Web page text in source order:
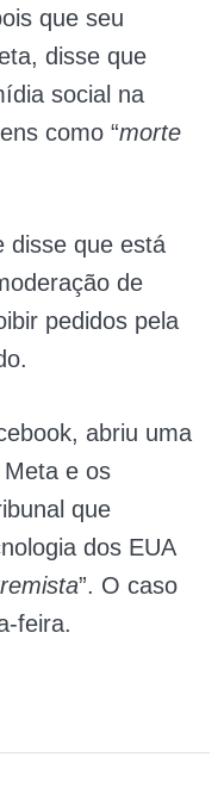
que seu
disse que
social na
como “morte
disse que está
de
pedidos pela
abriu uma
e os
que
dos EUA
”. O caso
feira.